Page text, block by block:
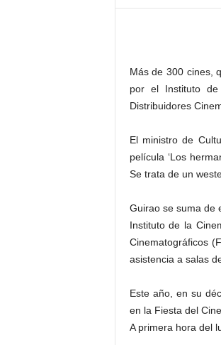
Más de 300 cines,
por el Instituto
Distribuidores
El ministro de
película ‘Los
Se trata de un
Guirao se suma de
Instituto de la
Cinematográficos
asistencia a salas
Este año, en su
en la Fiesta del
A primera hora del